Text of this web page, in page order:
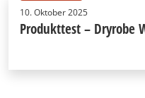
10. Oktober 2025
Produkttest – Dryrobe